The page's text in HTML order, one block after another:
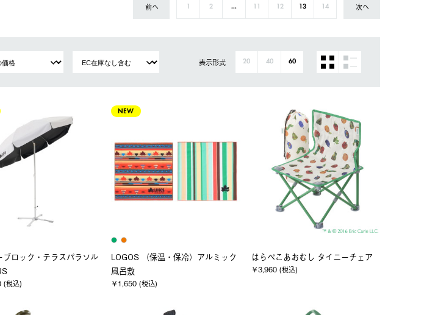
前へ 1 2 ... 11 12 13 14 次へ
表示形式 20 40 60
ブロック・テラスパラソル
(税込)
NEW
LOGOS （保温・保冷）アルミック
風呂敷
￥1,650 (税込)
はらぺこあおむし タイニーチェア
￥3,960 (税込)